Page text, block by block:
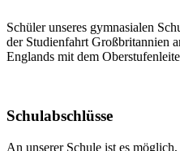
Schüler unseres gymnasialen
der Studienfahrt Großbritannien
Englands mit dem
Schulabschlüsse
An unserer Schule ist es